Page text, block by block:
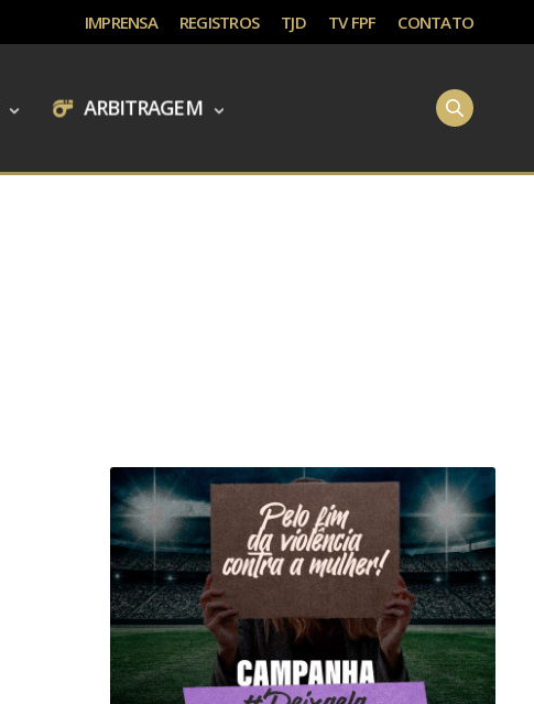
IMPRENSA REGISTROS TJD TV FPF CONTATO
ARBITRAGEM